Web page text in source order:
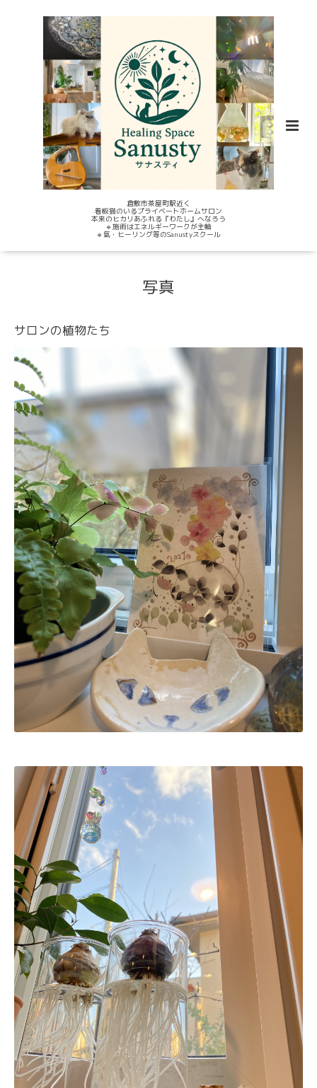
倉敷市茶屋町駅近く
看板猫のいるプライベートホームサロン
本来のヒカリあふれる『わたし』へなろう
🔹施術はエネルギーワークが主軸
🔹氣・ヒーリング等のSanustyスクール
写真
サロンの植物たち